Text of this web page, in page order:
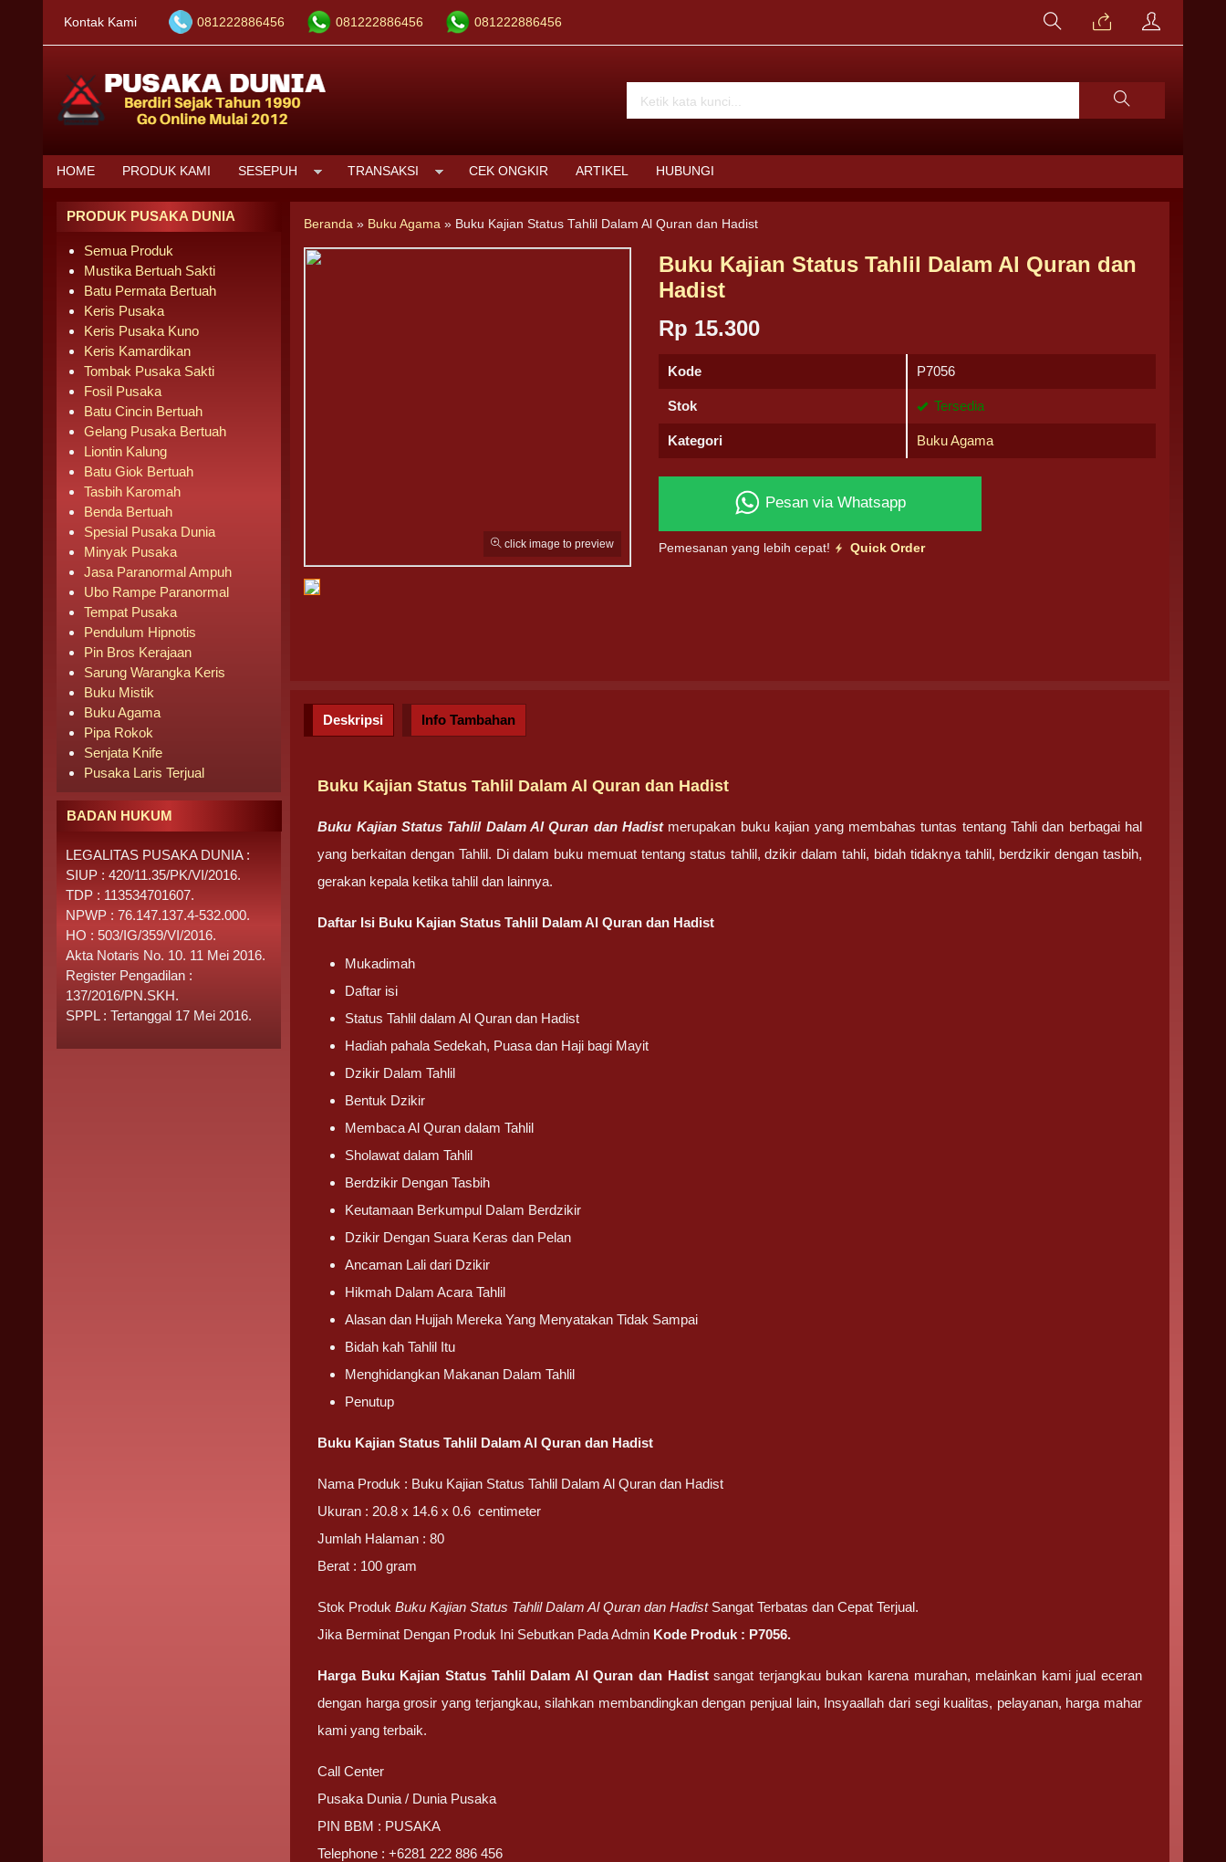
Kontak Kami 081222886456 081222886456 081222886456
HOME PRODUK KAMI SESEPUH TRANSAKSI CEK ONGKIR ARTIKEL HUBUNGI
Beranda » Buku Agama » Buku Kajian Status Tahlil Dalam Al Quran dan Hadist
click image to preview
Buku Kajian Status Tahlil Dalam Al Quran dan
Hadist
Rp 15.300
Kode P7056
Stok Tersedia
Kategori Buku Agama
Pesan via Whatsapp
Pemesanan yang lebih cepat! Quick Order
Deskripsi Info Tambahan
Buku Kajian Status Tahlil Dalam Al Quran dan Hadist
Buku Kajian Status Tahlil Dalam Al Quran dan Hadist merupakan buku kajian yang membahas tuntas tentang Tahli dan berbagai hal
yang berkaitan dengan Tahlil. Di dalam buku memuat tentang status tahlil, dzikir dalam tahli, bidah tidaknya tahlil, berdzikir dengan tasbih,
gerakan kepala ketika tahlil dan lainnya.
Daftar Isi Buku Kajian Status Tahlil Dalam Al Quran dan Hadist
Mukadimah
Daftar isi
Status Tahlil dalam Al Quran dan Hadist
Hadiah pahala Sedekah, Puasa dan Haji bagi Mayit
Dzikir Dalam Tahlil
Bentuk Dzikir
Membaca Al Quran dalam Tahlil
Sholawat dalam Tahlil
Berdzikir Dengan Tasbih
Keutamaan Berkumpul Dalam Berdzikir
Dzikir Dengan Suara Keras dan Pelan
Ancaman Lali dari Dzikir
Hikmah Dalam Acara Tahlil
Alasan dan Hujjah Mereka Yang Menyatakan Tidak Sampai
Bidah kah Tahlil Itu
Menghidangkan Makanan Dalam Tahlil
Penutup
Buku Kajian Status Tahlil Dalam Al Quran dan Hadist
Nama Produk : Buku Kajian Status Tahlil Dalam Al Quran dan Hadist
Ukuran : 20.8 x 14.6 x 0.6 centimeter
Jumlah Halaman : 80
Berat : 100 gram
Stok ProdukBuku Kajian Status Tahlil Dalam Al Quran dan Hadist Sangat Terbatas dan Cepat Terjual.
Jika Berminat Dengan Produk Ini Sebutkan Pada Admin Kode Produk : P7056.
Harga Buku Kajian Status Tahlil Dalam Al Quran dan Hadistsangat terjangkau bukan karena murahan, melainkan kami jual eceran
dengan harga grosir yang terjangkau, silahkan membandingkan dengan penjual lain, Insyaallah dari segi kualitas, pelayanan, harga mahar
kami yang terbaik.
Call Center
Pusaka Dunia / Dunia Pusaka
PIN BBM : PUSAKA
Telephone : +6281 222 886 456
PRODUK PUSAKA DUNIA
Semua Produk
Mustika Bertuah Sakti
Batu Permata Bertuah
Keris Pusaka
Keris Pusaka Kuno
Keris Kamardikan
Tombak Pusaka Sakti
Fosil Pusaka
Batu Cincin Bertuah
Gelang Pusaka Bertuah
Liontin Kalung
Batu Giok Bertuah
Tasbih Karomah
Benda Bertuah
Spesial Pusaka Dunia
Minyak Pusaka
Jasa Paranormal Ampuh
Ubo Rampe Paranormal
Tempat Pusaka
Pendulum Hipnotis
Pin Bros Kerajaan
Sarung Warangka Keris
Buku Mistik
Buku Agama
Pipa Rokok
Senjata Knife
Pusaka Laris Terjual
BADAN HUKUM
LEGALITAS PUSAKA DUNIA :
SIUP : 420/11.35/PK/VI/2016.
TDP : 113534701607.
NPWP : 76.147.137.4-532.000.
HO : 503/IG/359/VI/2016.
Akta Notaris No. 10. 11 Mei 2016.
Register Pengadilan :
137/2016/PN.SKH.
SPPL : Tertanggal 17 Mei 2016.